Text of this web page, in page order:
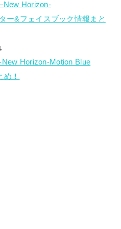
Horizon-
ー&フェイスブック情報まと
Horizon-Motion Blue
！